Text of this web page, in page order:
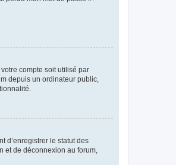
compte soit utilisé par
depuis un ordinateur public,
d’enregistrer le statut des
et de déconnexion au forum,